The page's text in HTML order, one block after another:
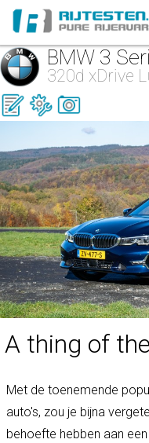
BMW 3
320d xDrive
A thing of
Met de toenemende
auto's, zou je bijna
behoefte hebben aan